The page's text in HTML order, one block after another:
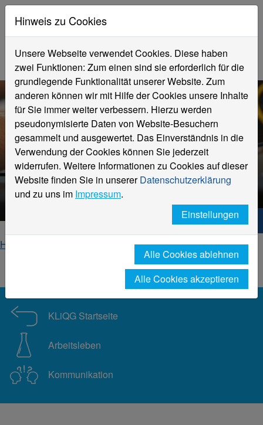
KLiQG | HSNR
E-Learning
Hochschule Niederrhein. Dein Weg.
Home
Forschung und Transfer
Institute und Kompetenzzentren
KLiQG+
KLiQG Startseite
Arbeitsleben
Kommunikation
Hinweis zu Cookies
Unsere Webseite verwendet Cookies. Diese haben
zwei Funktionen: Zum einen sind sie erforderlich für die
grundlegende Funktionalität unserer Website. Zum
anderen können wir mit Hilfe der Cookies unsere Inhalte
für Sie immer weiter verbessern. Hierzu werden
pseudonymisierte Daten von Website-Besuchern
gesammelt und ausgewertet. Das Einverständnis in die
Verwendung der Cookies können Sie jederzeit
widerrufen. Weitere Informationen zu Cookies auf dieser
Website finden Sie in unsererDatenschutzerklärung
und zu uns im Impressum.
Einstellungen
Alle Cookies ablehnen
Alle Cookies akzeptieren